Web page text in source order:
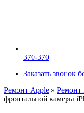
370-370
Заказать звонок
Ремонт Apple » Ремонт
фронтальной камеры